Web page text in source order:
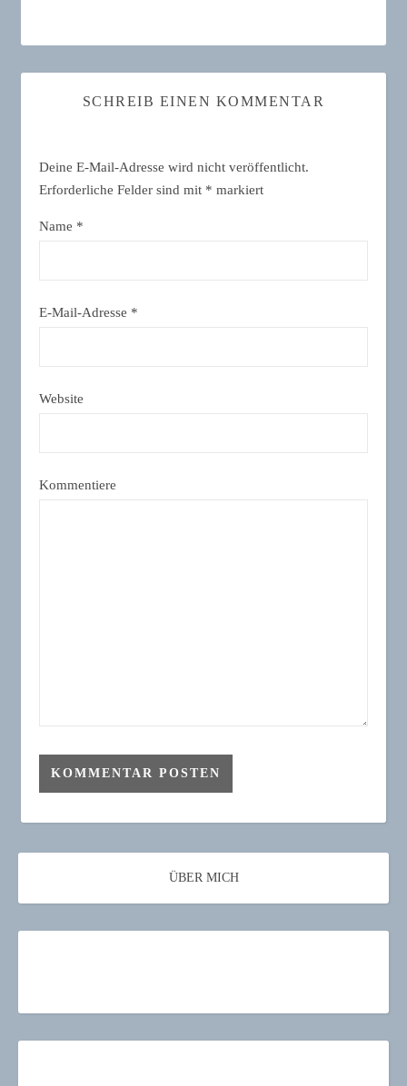
SCHREIB EINEN KOMMENTAR
Deine E-Mail-Adresse wird nicht veröffentlicht.
Erforderliche Felder sind mit * markiert
Name *
E-Mail-Adresse *
Website
Kommentiere
ÜBER MICH